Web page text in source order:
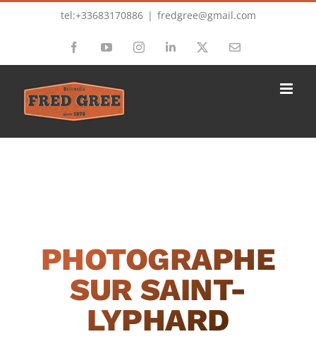
tel:+33683170886 | fredgree@gmail.com
FacebookYouTubeInstagramLinkedIn Email
PHOTOGRAPHE
SUR SAINT-
LYPHARD